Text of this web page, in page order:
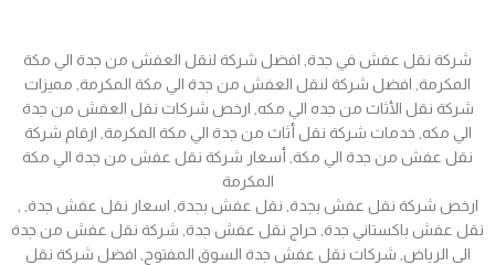
شركة نقل عفش في جدة, افضل شركة لنقل العفش من جدة الي مكة
المكرمة, افضل شركة لنقل العفش من جدة الي مكة المكرمة, مميزات
شركة نقل الأثاث من جده الي مكه, ارخص شركات نقل العفش من جدة
الي مكه, خدمات شركة نقل أثاث من جدة الي مكة المكرمة, ارقام شركة
نقل عفش من جدة الي مكة, أسعار شركة نقل عفش من جدة الي مكة
المكرمة
نقل عفش باكستاني جدة, حراج نقل عفش جدة, شركة نقل عفش من جدة
الى الرياض, شركات نقل عفش جدة السوق المفتوح, افضل شركة نقل